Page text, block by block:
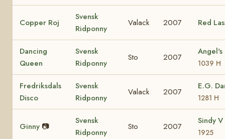
Copper Roj
Svensk
Ridponny
Valack 2007 Red
Dancing
Queen
Svensk
Ridponny
Sto 2007
1039 H
Fredriksdals
Disco
Svensk
Ridponny
Valack 2007
E.G.
1281 H
Ginny 📷
Svensk
Ridponny
Sto 2007
Sindy V
1925